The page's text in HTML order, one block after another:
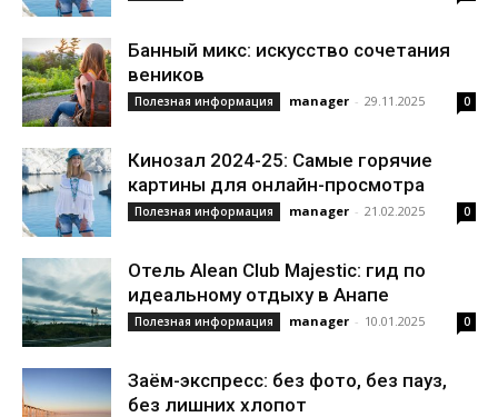
Банный микс: искусство сочетания
веников
Полезная информация manager - 29.11.2025 0
Кинозал 2024-25: Самые горячие
картины для онлайн-просмотра
Полезная информация manager - 21.02.2025 0
Отель Alean Club Majestic: гид по
идеальному отдыху в Анапе
Полезная информация manager - 10.01.2025 0
Заём-экспресс: без фото, без пауз,
без лишних хлопот